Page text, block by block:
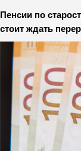
Пенсии по
стоит ждать